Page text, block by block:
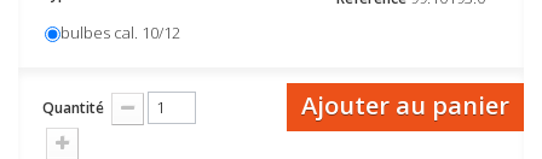
bulbes cal. 10/12
Quantité Ajouter au panier